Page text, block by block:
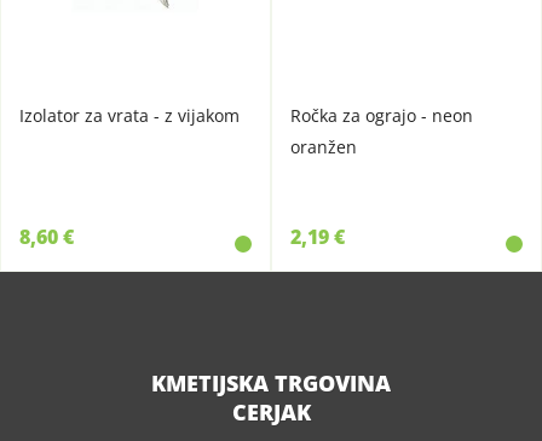
Izolator za vrata - z vijakom
8,60 €
Ročka za ograjo - neon
oranžen
2,19 €
KMETIJSKA TRGOVINA
CERJAK